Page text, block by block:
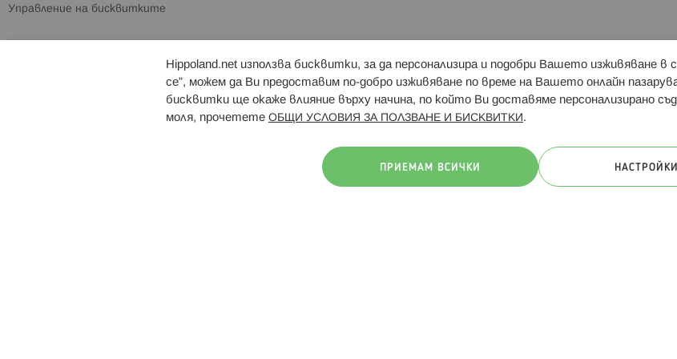
Управление на бисквитките
Брошури Магазини Свързани сайтове: Hippoland.ro
Hippoland.net използва бисквитки, за да персонализира и подобри Вашето изживяване
се”, можем да Ви предоставим по-добро изживяване по време на Вашето онлайн
бисквитки ще окаже влияние върху начина, по който Ви доставяме персонализирано
моля, прочетете ОБЩИ УСЛОВИЯ ЗА ПОЛЗВАНЕ И БИСКВИТКИ .
ПРИЕМАМ ВСИЧКИ НАСТРОЙКИ